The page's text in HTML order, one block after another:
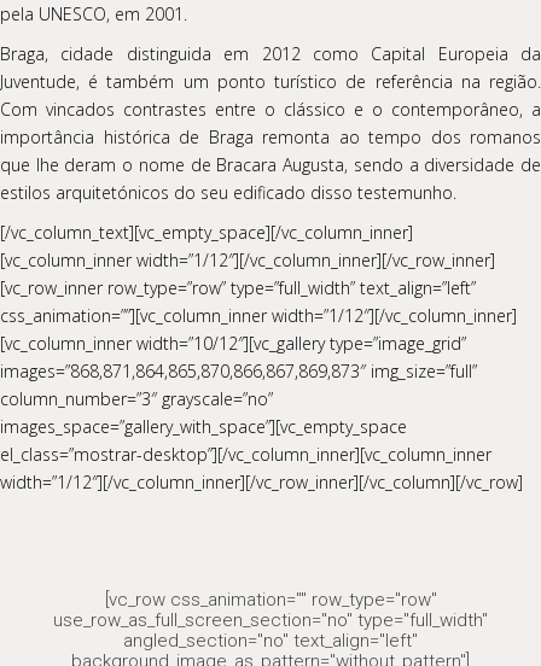
pela UNESCO, em 2001.
Braga, cidade distinguida em 2012 como Capital Europeia da
Juventude, é também um ponto turístico de referência na região.
Com vincados contrastes entre o clássico e o contemporâneo, a
importância histórica de Braga remonta ao tempo dos romanos
que lhe deram o nome de Bracara Augusta, sendo a diversidade de
estilos arquitetónicos do seu edificado disso testemunho.
[/vc_column_text][vc_empty_space][/vc_column_inner]
[vc_column_inner width=”1/12″][/vc_column_inner][/vc_row_inner]
[vc_row_inner row_type=”row” type=”full_width” text_align=”left”
css_animation=””][vc_column_inner width=”1/12″][/vc_column_inner]
[vc_column_inner width=”10/12″][vc_gallery type=”image_grid”
images=”868,871,864,865,870,866,867,869,873″ img_size=”full”
column_number=”3″ grayscale=”no”
images_space=”gallery_with_space”][vc_empty_space
el_class=”mostrar-desktop”][/vc_column_inner][vc_column_inner
width=”1/12″][/vc_column_inner][/vc_row_inner][/vc_column][/vc_row]
[vc_row css_animation="" row_type="row"
use_row_as_full_screen_section="no" type="full_width"
angled_section="no" text_align="left"
background_image_as_pattern="without_pattern"]